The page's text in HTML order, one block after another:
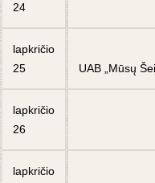
24
lapkričio
25
UAB „Mūsų
lapkričio
26
lapkričio